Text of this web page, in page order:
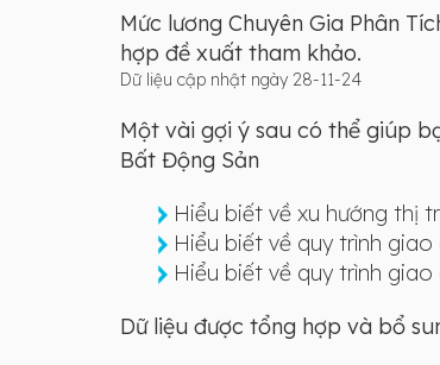
Mức lương Chuyên Gia Phân
hợp đề xuất tham khảo.
Dữ liệu cập nhật ngày 28-11-24
Một vài gợi ý sau có thể giúp
Bất Động Sản
Hiểu biết về xu hướng thị
Hiểu biết về quy trình
Hiểu biết về quy trình
Dữ liệu được tổng hợp và bổ